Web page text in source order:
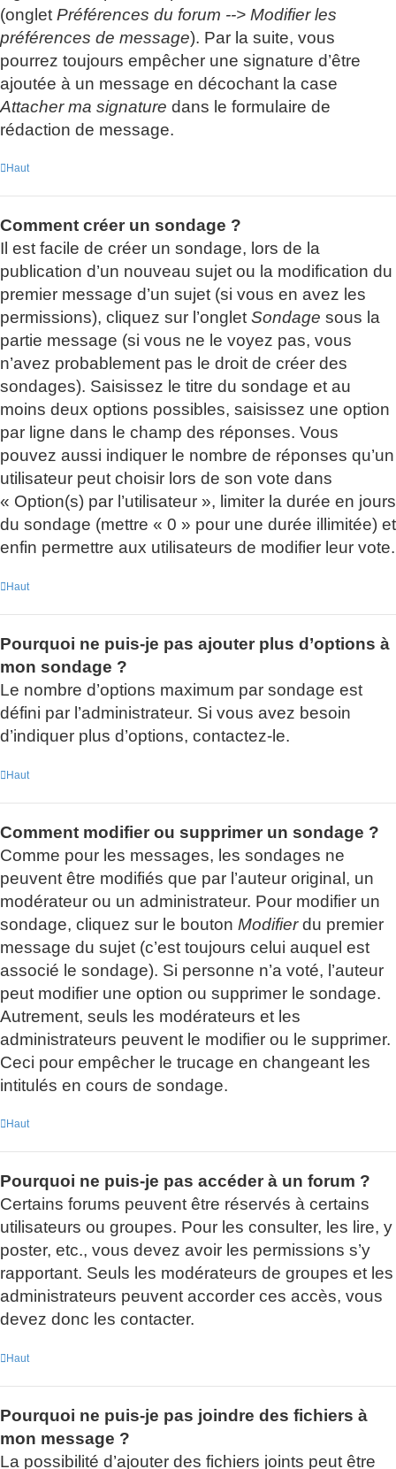
(onglet Préférences du forum --> Modifier les
préférences de message). Par la suite, vous
pourrez toujours empêcher une signature d’être
ajoutée à un message en décochant la case
Attacher ma signature dans le formulaire de
rédaction de message.
Haut
Comment créer un sondage ?
Il est facile de créer un sondage, lors de la
publication d’un nouveau sujet ou la modification du
premier message d’un sujet (si vous en avez les
permissions), cliquez sur l’onglet Sondage sous la
partie message (si vous ne le voyez pas, vous
n’avez probablement pas le droit de créer des
sondages). Saisissez le titre du sondage et au
moins deux options possibles, saisissez une option
par ligne dans le champ des réponses. Vous
pouvez aussi indiquer le nombre de réponses qu’un
utilisateur peut choisir lors de son vote dans
« Option(s) par l’utilisateur », limiter la durée en jours
du sondage (mettre « 0 » pour une durée illimitée) et
enfin permettre aux utilisateurs de modifier leur vote.
Haut
Pourquoi ne puis-je pas ajouter plus d’options à
mon sondage ?
Le nombre d’options maximum par sondage est
défini par l’administrateur. Si vous avez besoin
d’indiquer plus d’options, contactez-le.
Haut
Comment modifier ou supprimer un sondage ?
Comme pour les messages, les sondages ne
peuvent être modifiés que par l’auteur original, un
modérateur ou un administrateur. Pour modifier un
sondage, cliquez sur le bouton Modifierdu premier
message du sujet (c’est toujours celui auquel est
associé le sondage). Si personne n’a voté, l’auteur
peut modifier une option ou supprimer le sondage.
Autrement, seuls les modérateurs et les
administrateurs peuvent le modifier ou le supprimer.
Ceci pour empêcher le trucage en changeant les
intitulés en cours de sondage.
Haut
Pourquoi ne puis-je pas accéder à un forum ?
Certains forums peuvent être réservés à certains
utilisateurs ou groupes. Pour les consulter, les lire, y
poster, etc., vous devez avoir les permissions s’y
rapportant. Seuls les modérateurs de groupes et les
administrateurs peuvent accorder ces accès, vous
devez donc les contacter.
Haut
Pourquoi ne puis-je pas joindre des fichiers à
mon message ?
La possibilité d’ajouter des fichiers joints peut être